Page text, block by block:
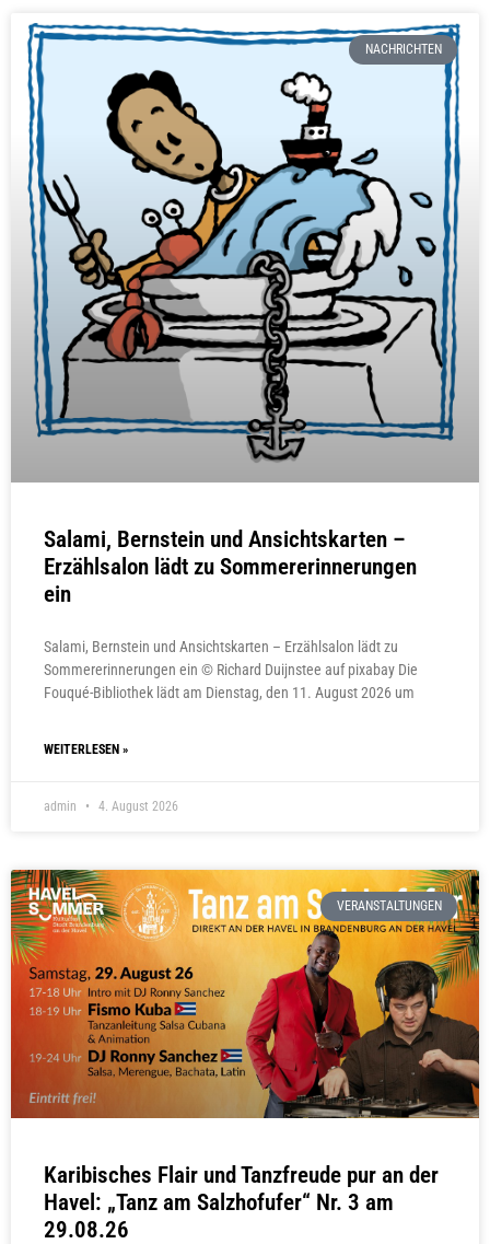
NACHRICHTEN
Salami, Bernstein und Ansichtskarten –
Erzählsalon lädt zu Sommererinnerungen
ein
Salami, Bernstein und Ansichtskarten – Erzählsalon lädt zu
Sommererinnerungen ein © Richard Duijnstee auf pixabay Die
Fouqué-Bibliothek lädt am Dienstag, den 11. August 2026 um
WEITERLESEN »
admin 4. August 2026
VERANSTALTUNGEN
Karibisches Flair und Tanzfreude pur an der
Havel: „Tanz am Salzhofufer“ Nr. 3 am
29.08.26